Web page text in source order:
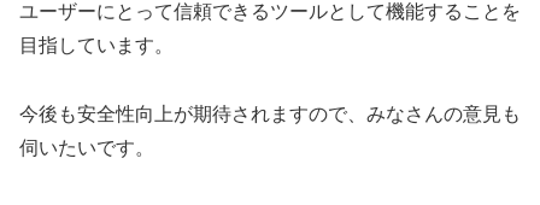
ユーザーにとって信頼できるツールとして機能することを
目指しています。
今後も安全性向上が期待されますので、みなさんの意見も
伺いたいです。